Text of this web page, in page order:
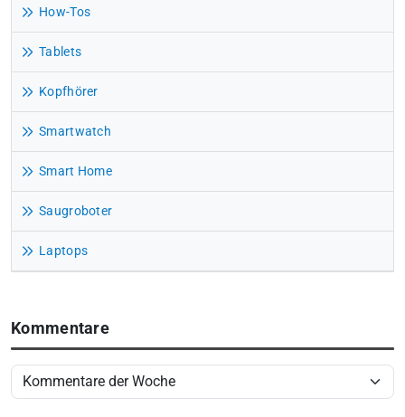
How-Tos
Tablets
Kopfhörer
Smartwatch
Smart Home
Saugroboter
Laptops
Kommentare